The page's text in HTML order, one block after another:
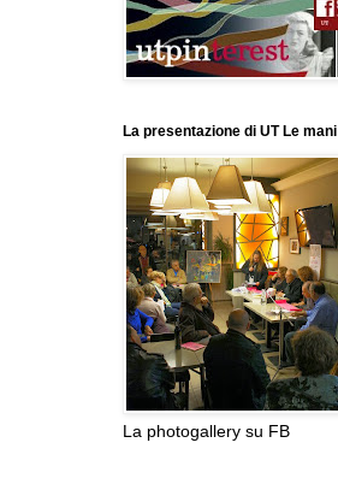
La presentazione di UT Le mani
La photogallery su FB